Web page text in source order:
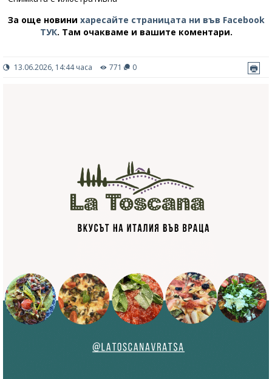
За още новини харесайте страницата ни във Facebook
ТУК. Там очакваме и вашите коментари.
13.06.2026, 14:44 часа 771 0